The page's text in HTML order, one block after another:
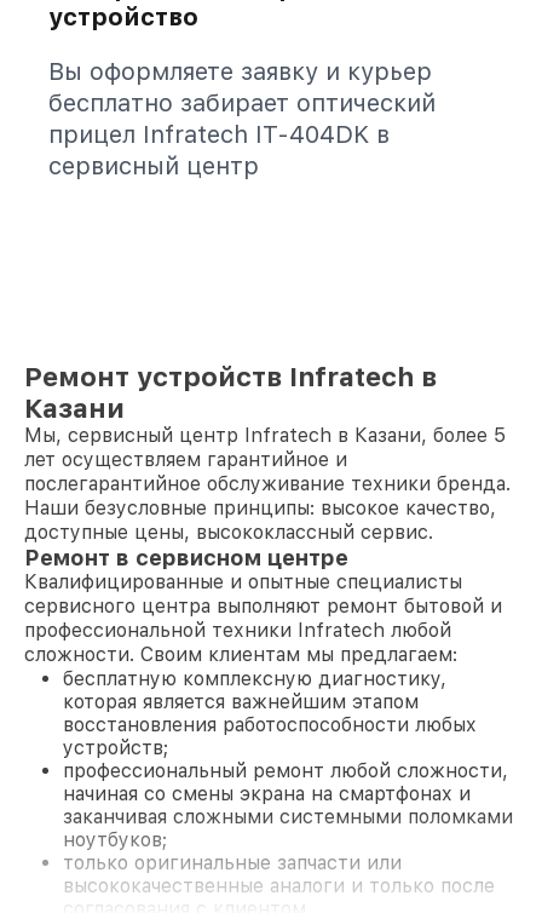
устройство
Вы оформляете заявку и курьер
бесплатно забирает оптический
прицел Infratech IT-404DK в
сервисный центр
Ремонт устройств Infratech в
Казани
Мы, сервисный центр Infratech в Казани, более 5
лет осуществляем гарантийное и
послегарантийное обслуживание техники бренда.
Наши безусловные принципы: высокое качество,
доступные цены, высококлассный сервис.
Ремонт в сервисном центре
Квалифицированные и опытные специалисты
сервисного центра выполняют ремонт бытовой и
профессиональной техники Infratech любой
сложности. Своим клиентам мы предлагаем:
бесплатную комплексную диагностику,
которая является важнейшим этапом
восстановления работоспособности любых
устройств;
профессиональный ремонт любой сложности,
начиная со смены экрана на смартфонах и
заканчивая сложными системными поломками
ноутбуков;
только оригинальные запчасти или
высококачественные аналоги и только после